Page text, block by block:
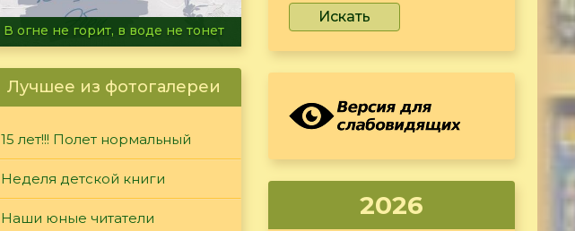
Летние турниры Warhammer
Лучшее из фотогалереи
15 лет!!! Полет нормальный
Неделя детской книги
Наши юные читатели
Искать
2026